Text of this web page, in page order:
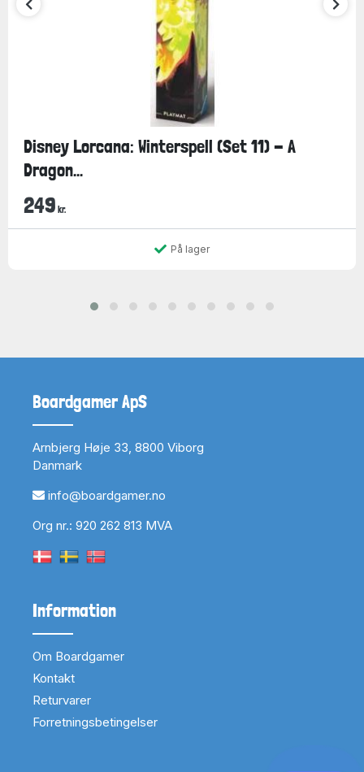
Disney Lorcana: Winterspell (Set 11) - A
Dragon...
249 kr.
På lager
Boardgamer ApS
Arnbjerg Høje 33, 8800 Viborg
Danmark
info@boardgamer.no
Org nr.: 920 262 813 MVA
Information
Om Boardgamer
Kontakt
Returvarer
Forretningsbetingelser